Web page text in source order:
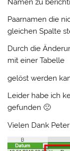
Paarnamen die
gleichen Spalte
Durch die
mit einer Tabelle
gelöst werden
Leider habe ich
gefunden 🙁
Vielen Dank Peter